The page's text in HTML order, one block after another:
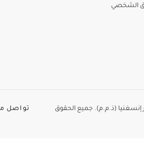
الشخصي
الطاير إنسغنيا (ذ.م.م). جميع الحقوق
تواصل